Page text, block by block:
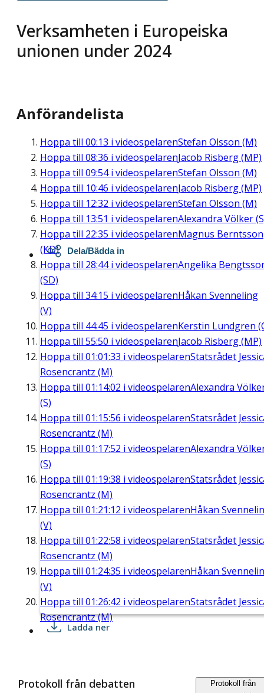
Verksamheten i Europeiska
unionen under 2024
Anförandelista
Hoppa till 00:13 i videospelarenStefan Olsson (M)
Hoppa till 08:36 i videospelarenJacob Risberg (MP)
Hoppa till 09:54i videospelarenStefan Olsson (M)
Hoppa till 10:46 i videospelarenJacob Risberg (MP)
Hoppa till 12:32 i videospelarenStefan Olsson (M)
Hoppa till 13:51 i videospelarenAlexandra Völker
Hoppa till 22:35 i videospelarenMagnus Berntsson
(KD)
Hoppa till 28:44i videospelarenAngelika
(SD)
Hoppa till 34:15 i videospelarenHåkan Svenneling
(V)
Hoppa till 44:45 i videospelarenKerstin Lundgren
Hoppa till 55:50 i videospelarenJacob Risberg (MP)
Hoppa till 01:01:33 i videospelarenStatsrådet
Rosencrantz (M)
Hoppa till 01:14:02 i videospelarenAlexandra
(S)
Hoppa till 01:15:56 i videospelarenStatsrådet
Rosencrantz (M)
Hoppa till 01:17:52 i videospelarenAlexandra
(S)
Hoppa till 01:19:38 i videospelarenStatsrådet
Rosencrantz (M)
Hoppa till 01:21:12 i videospelarenHåkan
(V)
Hoppa till 01:22:58 i videospelarenStatsrådet
Rosencrantz (M)
Hoppa till 01:24:35 i videospelarenHåkan
(V)
Hoppa till 01:26:42 i videospelarenStatsrådet
Rosencrantz (M)
Dela/Bädda in
Ladda ner
Protokoll från debatten
Protokoll från